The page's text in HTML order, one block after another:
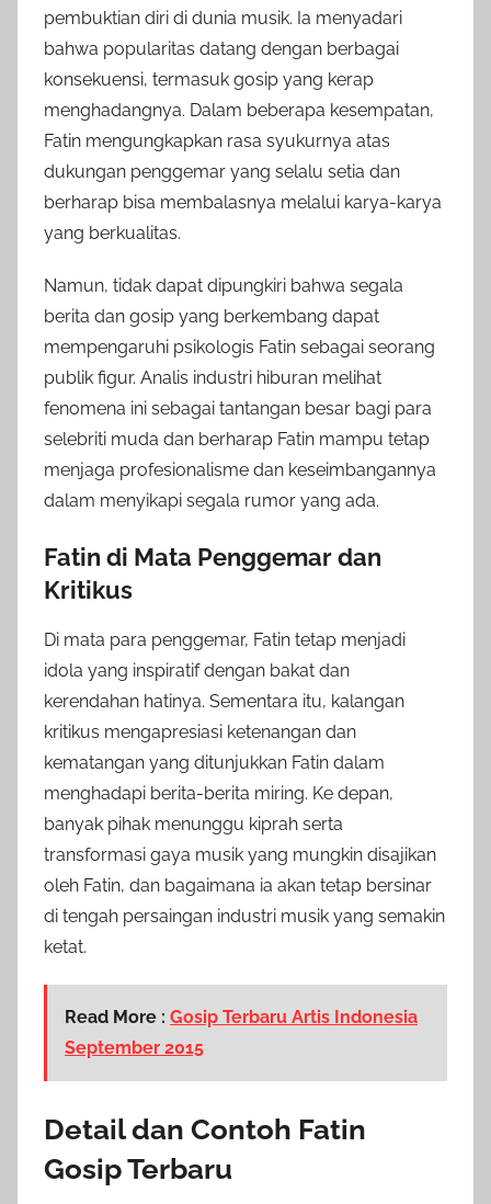
pembuktian diri di dunia musik. Ia menyadari
bahwa popularitas datang dengan berbagai
konsekuensi, termasuk gosip yang kerap
menghadangnya. Dalam beberapa kesempatan,
Fatin mengungkapkan rasa syukurnya atas
dukungan penggemar yang selalu setia dan
berharap bisa membalasnya melalui karya-karya
yang berkualitas.
Namun, tidak dapat dipungkiri bahwa segala
berita dan gosip yang berkembang dapat
mempengaruhi psikologis Fatin sebagai seorang
publik figur. Analis industri hiburan melihat
fenomena ini sebagai tantangan besar bagi para
selebriti muda dan berharap Fatin mampu tetap
menjaga profesionalisme dan keseimbangannya
dalam menyikapi segala rumor yang ada.
Fatin di Mata Penggemar dan
Kritikus
Di mata para penggemar, Fatin tetap menjadi
idola yang inspiratif dengan bakat dan
kerendahan hatinya. Sementara itu, kalangan
kritikus mengapresiasi ketenangan dan
kematangan yang ditunjukkan Fatin dalam
menghadapi berita-berita miring. Ke depan,
banyak pihak menunggu kiprah serta
transformasi gaya musik yang mungkin disajikan
oleh Fatin, dan bagaimana ia akan tetap bersinar
di tengah persaingan industri musik yang semakin
ketat.
Read More : Gosip Terbaru Artis Indonesia
September 2015
Detail dan Contoh Fatin
Gosip Terbaru